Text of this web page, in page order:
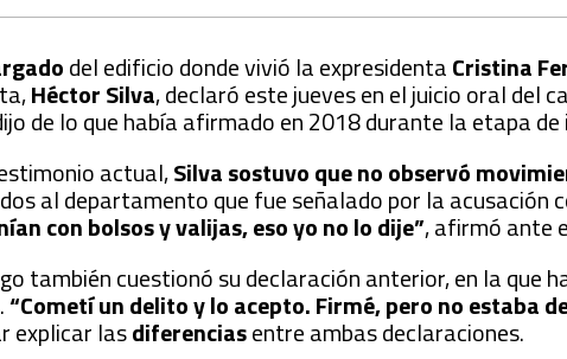
del edificio donde vivió la expresidentaCristina
Héctor Silva, declaró este jueves en el juicio oral del
de lo que había afirmado en 2018 durante la etapa
actual,Silva sostuvo que no observó
al departamento que fue señalado por la acusación
con bolsos y valijas, eso yo no lo dije”, afirmó ante
también cuestionó su declaración anterior, en la que
“Cometí un delito y lo acepto. Firmé, pero no estaba
explicar lasdiferenciasentre ambas declaraciones.